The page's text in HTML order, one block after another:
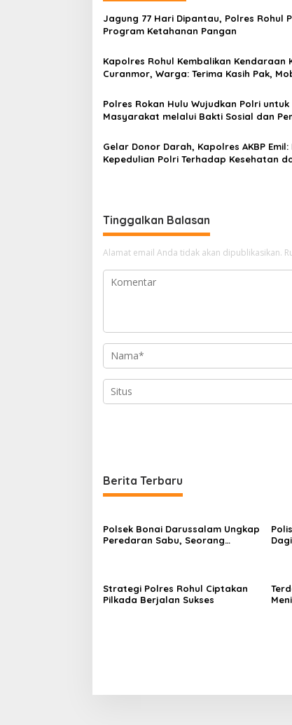
Jagung 77 Hari Dipantau, Polres Rohul
Program Ketahanan Pangan
Kapolres Rohul Kembalikan Kendaraan
Curanmor, Warga: Terima Kasih Pak,
Polres Rokan Hulu Wujudkan Polri untuk
Masyarakat melalui Bakti Sosial dan
Gelar Donor Darah, Kapolres AKBP Emil:
Kepedulian Polri Terhadap Kesehatan
Tinggalkan Balasan
Alamat email Anda tidak akan dipublikasikan.
Berita Terbaru
Polsek Bonai Darussalam Ungkap
Peredaran Sabu, Seorang
Strategi Polres Rohul Ciptakan
Pilkada Berjalan Sukses